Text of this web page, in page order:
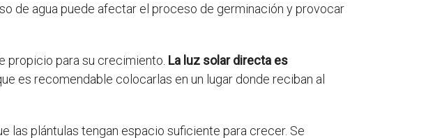
de agua puede afectar el proceso de germinación y provocar
propicio para su crecimiento. La luz solar directa es
es recomendable colocarlas en un lugar donde reciban al
las plántulas tengan espacio suficiente para crecer. Se